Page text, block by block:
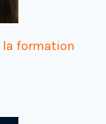
la formation